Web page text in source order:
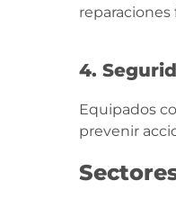
4.
Equipados
prevenir